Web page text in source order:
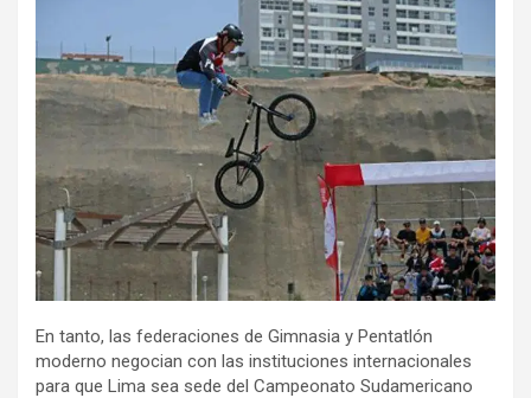
En tanto, las federaciones de Gimnasia y Pentatlón
moderno negocian con las instituciones internacionales
para que Lima sea sede del Campeonato Sudamericano